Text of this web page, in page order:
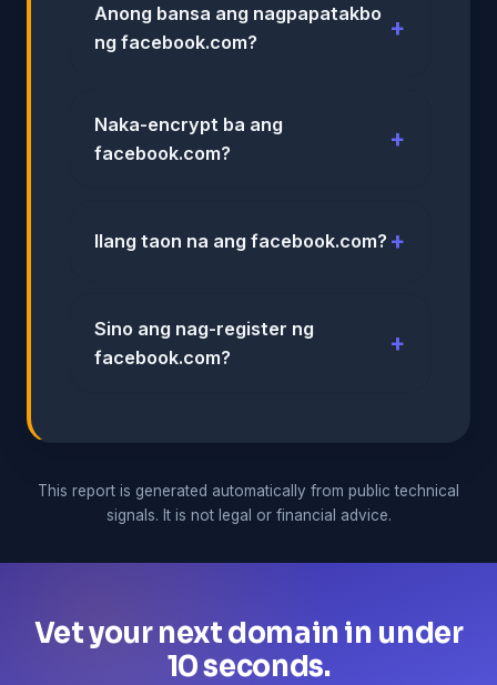
Anong bansa ang nagpapatakbo
ng facebook.com?
Naka-encrypt ba ang
facebook.com?
Ilang taon na ang facebook.com?
Sino ang nag-register ng
facebook.com?
This report is generated automatically from public technical
signals. It is not legal or financial advice.
Vet your next domain in under
10 seconds.